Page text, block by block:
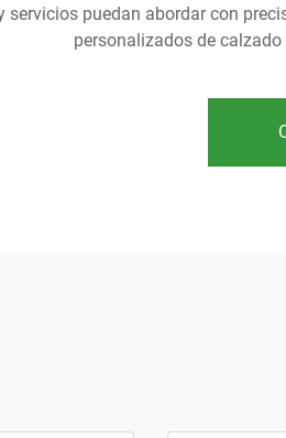
servicios puedan abordar con
personalizados de